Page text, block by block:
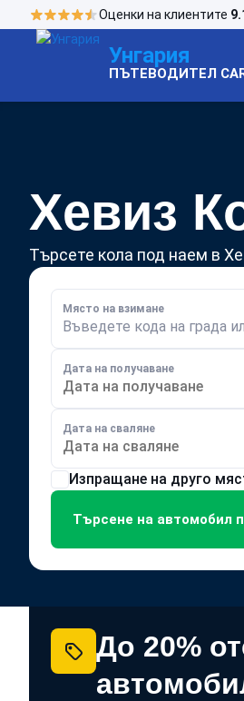
Оценки на клиентите
Унгария
ПЪТЕВОДИТЕЛ CAR
Хевиз
Търсете кола под наем в
Място на взимане
Въведете кода на града
Дата на получаване
Дата на сваляне
Изпращане на друго
Търсене на автомобил
До 20%